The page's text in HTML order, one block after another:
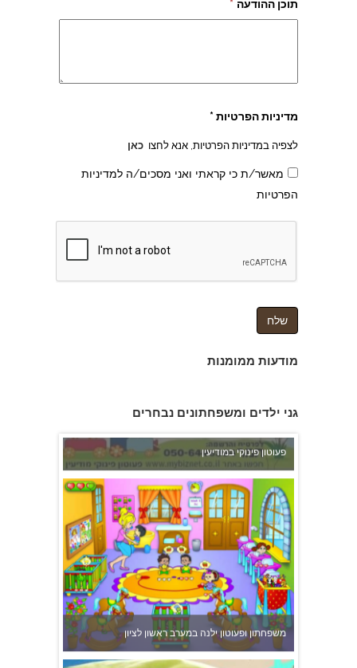
תוכן ההודעה *
מדיניות הפרטיות *
לצפיה במדיניות הפרטיות, אנא לחצו כאן
מאשר/ת כי קראתי ואני מסכים/ה למדיניות
הפרטיות
מודעות ממומנות
גני ילדים ומשפחתונים נבחרים
צהרון בקרית אונו
פעוטון פינוקי במודיעין
משפחתון ופעוטון ילנה במערב ראשון לציון